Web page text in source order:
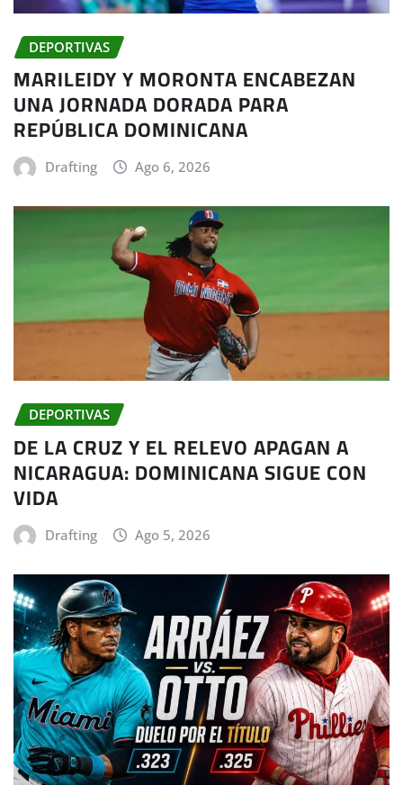
DEPORTIVAS
MARILEIDY Y MORONTA ENCABEZAN
UNA JORNADA DORADA PARA
REPÚBLICA DOMINICANA
Drafting Ago 6, 2026
DEPORTIVAS
DE LA CRUZ Y EL RELEVO APAGAN A
NICARAGUA: DOMINICANA SIGUE CON
VIDA
Drafting Ago 5, 2026